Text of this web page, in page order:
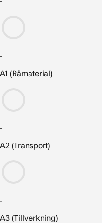
-
-
A1 (Råmaterial)
-
A2 (Transport)
-
A3 (Tillverkning)